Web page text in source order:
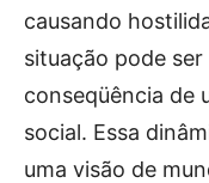
causando
situação pode
conseqüência de
social. Essa
uma visão de